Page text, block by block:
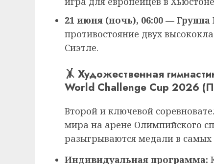
21 июня (ночь), 06:00 —
противостояние двух
Сиэтле.
🤸 Художественная
World Challenge Cup 2026
Второй и ключевой
мира на арене Олимпийского
разыгрываются медали в
Индивидуальная программа: